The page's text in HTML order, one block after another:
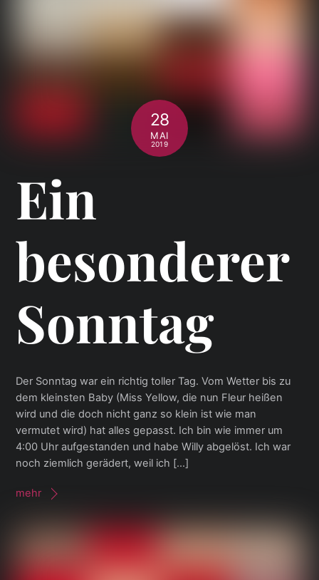
28
MAI
2019
Ein
besonderer
Sonntag
Der Sonntag war ein richtig toller Tag. Vom Wetter bis zu
dem kleinsten Baby (Miss Yellow, die nun Fleur heißen
wird und die doch nicht ganz so klein ist wie man
vermutet wird) hat alles gepasst. Ich bin wie immer um
4:00 Uhr aufgestanden und habe Willy abgelöst. Ich war
noch ziemlich gerädert, weil ich […]
mehr